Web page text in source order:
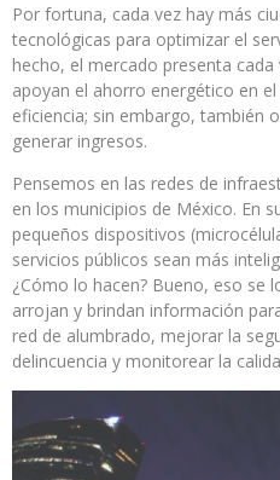
Por fortuna, cada vez hay más
tecnológicas para optimizar el
hecho, el mercado presenta
apoyan el ahorro energético en
eficiencia; sin embargo, también
generar ingresos.
Pensemos en las redes de
en los municipios de México. En
pequeños dispositivos
servicios públicos sean más
¿Cómo lo hacen? Bueno, eso se
arrojan y brindan información
red de alumbrado, mejorar la
delincuencia y monitorear la